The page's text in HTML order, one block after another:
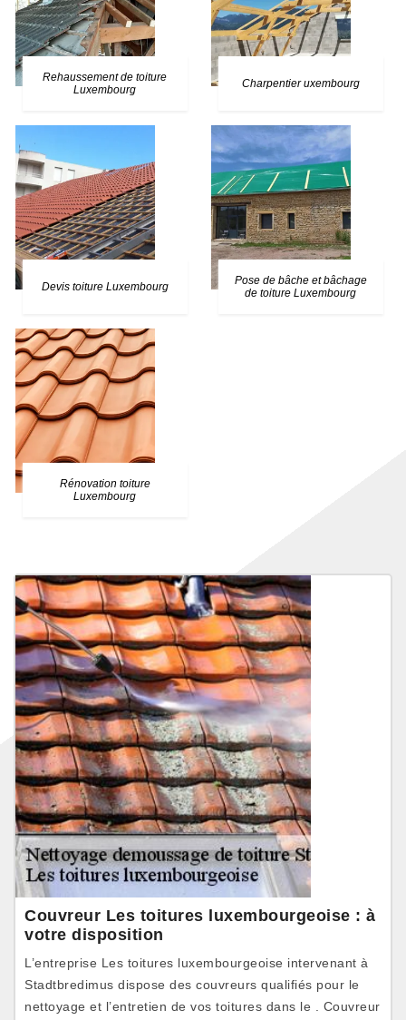
Rehaussement de toiture
Luxembourg
Charpentier uxembourg
Devis toiture Luxembourg
Pose de bâche et bâchage
de toiture Luxembourg
Rénovation toiture
Luxembourg
Couvreur Les toitures luxembourgeoise : à
votre disposition
L’entreprise Les toitures luxembourgeoise intervenant à
Stadtbredimus dispose des couvreurs qualifiés pour le
nettoyage et l’entretien de vos toitures dans le . Couvreur